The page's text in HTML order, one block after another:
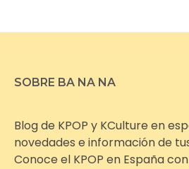
SOBRE BA NA NA
Blog de KPOP y KCulture en
novedades e información de
Conoce el KPOP en España con